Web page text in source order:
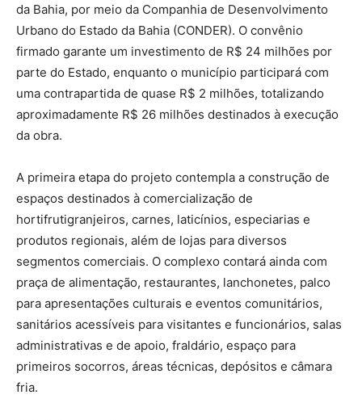
da Bahia, por meio da Companhia de Desenvolvimento
Urbano do Estado da Bahia (CONDER). O convênio
firmado garante um investimento de R$ 24 milhões por
parte do Estado, enquanto o município participará com
uma contrapartida de quase R$ 2 milhões, totalizando
aproximadamente R$ 26 milhões destinados à execução
da obra.
A primeira etapa do projeto contempla a construção de
espaços destinados à comercialização de
hortifrutigranjeiros, carnes, laticínios, especiarias e
produtos regionais, além de lojas para diversos
segmentos comerciais. O complexo contará ainda com
praça de alimentação, restaurantes, lanchonetes, palco
para apresentações culturais e eventos comunitários,
sanitários acessíveis para visitantes e funcionários, salas
administrativas e de apoio, fraldário, espaço para
primeiros socorros, áreas técnicas, depósitos e câmara
fria.